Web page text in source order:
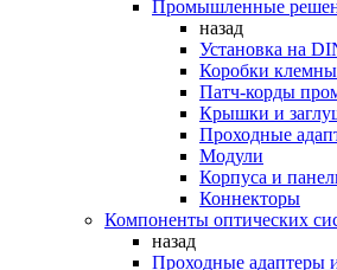
Промышленные
назад
Установка на
Коробки
Патч-корды
Крышки и
Проходные
Модули
Корпуса и
Коннекторы
Компоненты оптических
назад
Проходные адаптеры